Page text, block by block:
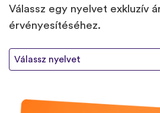
Válassz egy nyelvet exkluzív
érvényesítéséhez.
Válassz nyelvet